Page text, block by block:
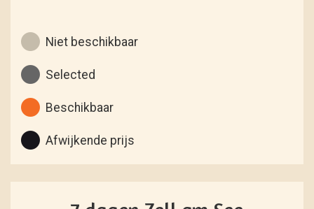
Niet beschikbaar
Selected
Beschikbaar
Afwijkende prijs